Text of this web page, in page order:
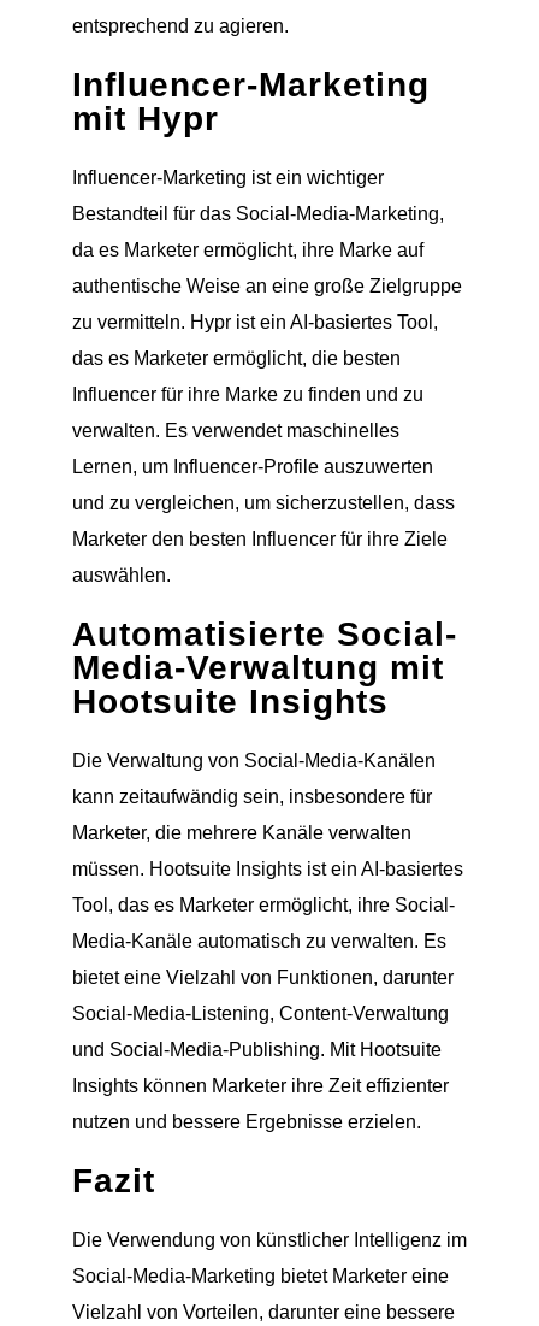
entsprechend zu agieren.
Influencer-Marketing
mit Hypr
Influencer-Marketing ist ein wichtiger
Bestandteil für das Social-Media-Marketing,
da es Marketer ermöglicht, ihre Marke auf
authentische Weise an eine große Zielgruppe
zu vermitteln. Hypr ist ein AI-basiertes Tool,
das es Marketer ermöglicht, die besten
Influencer für ihre Marke zu finden und zu
verwalten. Es verwendet maschinelles
Lernen, um Influencer-Profile auszuwerten
und zu vergleichen, um sicherzustellen, dass
Marketer den besten Influencer für ihre Ziele
auswählen.
Automatisierte Social-
Media-Verwaltung mit
Hootsuite Insights
Die Verwaltung von Social-Media-Kanälen
kann zeitaufwändig sein, insbesondere für
Marketer, die mehrere Kanäle verwalten
müssen. Hootsuite Insights ist ein AI-basiertes
Tool, das es Marketer ermöglicht, ihre Social-
Media-Kanäle automatisch zu verwalten. Es
bietet eine Vielzahl von Funktionen, darunter
Social-Media-Listening, Content-Verwaltung
und Social-Media-Publishing. Mit Hootsuite
Insights können Marketer ihre Zeit effizienter
nutzen und bessere Ergebnisse erzielen.
Fazit
Die Verwendung von künstlicher Intelligenz im
Social-Media-Marketing bietet Marketer eine
Vielzahl von Vorteilen, darunter eine bessere